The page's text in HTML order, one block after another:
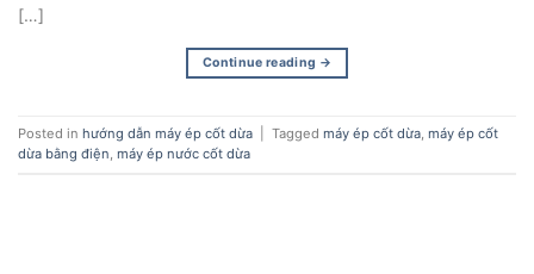
[…]
Continue reading →
Posted in hướng dẫn máy ép cốt dừa Tagged máy ép cốt dừa, máy ép cốt
dừa bằng điện, máy ép nước cốt dừa